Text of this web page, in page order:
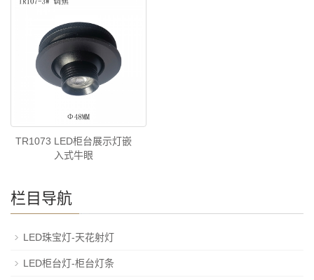
TR1073 LED柜台展示灯嵌
入式牛眼
栏目导航
LED珠宝灯-天花射灯
LED柜台灯-柜台灯条